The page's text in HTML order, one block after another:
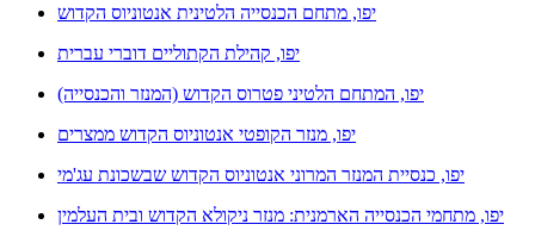
יפו, מתחם הכנסייה הלטינית אנטוניוס הקדוש
יפו, קהילת הקתוליים דוברי עברית
יפו, המתחם הלטיני פטרוס הקדוש (המנזר והכנסייה)
יפו, מנזר הקופטי אנטוניוס הקדוש ממצרים
יפו, כנסיית המנזר המרוני אנטוניוס הקדוש שבשכונת עג'מי
יפו, מתחמי הכנסייה הארמנית: מנזר ניקולא הקדוש ובית העלמין